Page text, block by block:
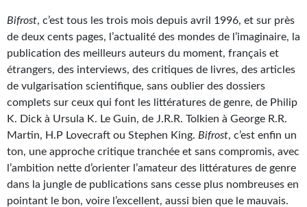
Le Bélial'
Une Heure-Lumière
Archive du Futur
Parallaxe
Quarante-Deux
Kvasar
Bifrost, c’est tous les trois mois depuis avril 1996, et sur près
de deux cents pages, l’actualité des mondes de l’imaginaire, la
publication des meilleurs auteurs du moment, français et
étrangers, des interviews, des critiques de livres, des articles
de vulgarisation scientifique, sans oublier des dossiers
complets sur ceux qui font les littératures de genre, de Philip
K. Dick à Ursula K. Le Guin, de J.R.R. Tolkien à George R.R.
Martin, H.P Lovecraft ou Stephen King. Bifrost, c’est enfin un
ton, une approche critique tranchée et sans compromis, avec
l’ambition nette d’orienter l’amateur des littératures de genre
dans la jungle de publications sans cesse plus nombreuses en
pointant le bon, voire l’excellent, aussi bien que le mauvais.